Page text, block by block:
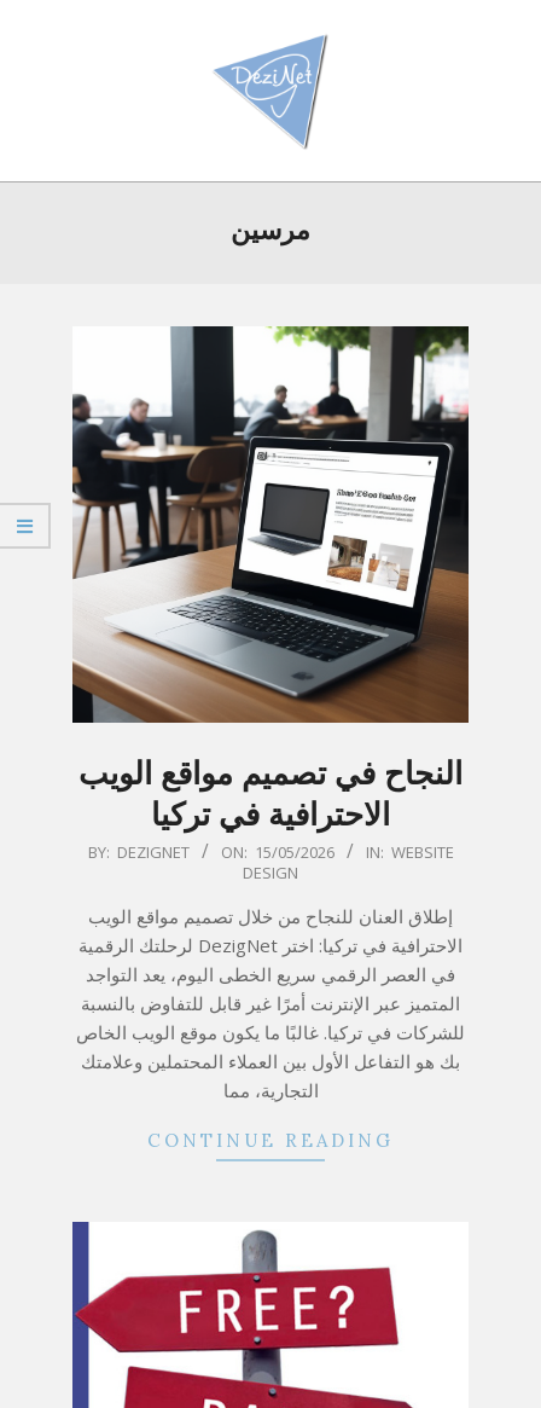
مرسين
النجاح في تصميم مواقع الويب
الاحترافية في تركيا
2026-
15
BY: DEZIGNET ON: 15/05/2026 IN: WEBSITE
DESIGN
إطلاق العنان للنجاح من خلال تصميم مواقع الويب
الاحترافية في تركيا: اختر DezigNet لرحلتك الرقمية
في العصر الرقمي سريع الخطى اليوم، يعد التواجد
المتميز عبر الإنترنت أمرًا غير قابل للتفاوض بالنسبة
للشركات في تركيا. غالبًا ما يكون موقع الويب الخاص
بك هو التفاعل الأول بين العملاء المحتملين وعلامتك
التجارية، مما
CONTINUE READING